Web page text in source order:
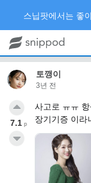
토깽이
3년 전
사고로 ㅠㅠ
장기기증 이라
7.1 p